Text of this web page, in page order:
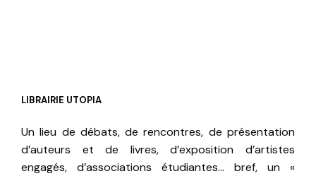
LIBRAIRIE UTOPIA
Un lieu de débats, de rencontres, de présentation
d’auteurs et de livres, d’exposition d’artistes
engagés, d’associations étudiantes… bref, un «